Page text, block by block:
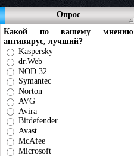
Опрос
Какой по вашему мнению
антивирус, лучший?
Kaspersky
dr.Web
NOD 32
Symantec
Norton
AVG
Avira
Bitdefender
Avast
McAfee
Microsoft